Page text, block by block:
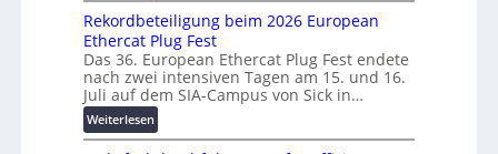
p
a
r
e
n
z
h
u
g
s
f
ö
0
2
7
w
i
r
d
z
e
i
t
e
r
e
n
Rekordbeteiligung beim 2026 European
Ethercat Plug Fest
Das 36. European Ethercat Plug Fest endete
nach zwei intensiven Tagen am 15. und 16.
Juli auf dem SIA-Campus von Sick in…
Weiterlesen:
R